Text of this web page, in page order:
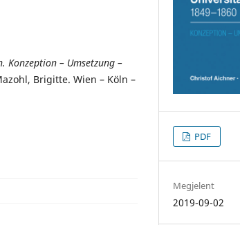
Konzeption – Umsetzung –
Brigitte. Wien – Köln –
PDF
Megjelent
2019-09-02